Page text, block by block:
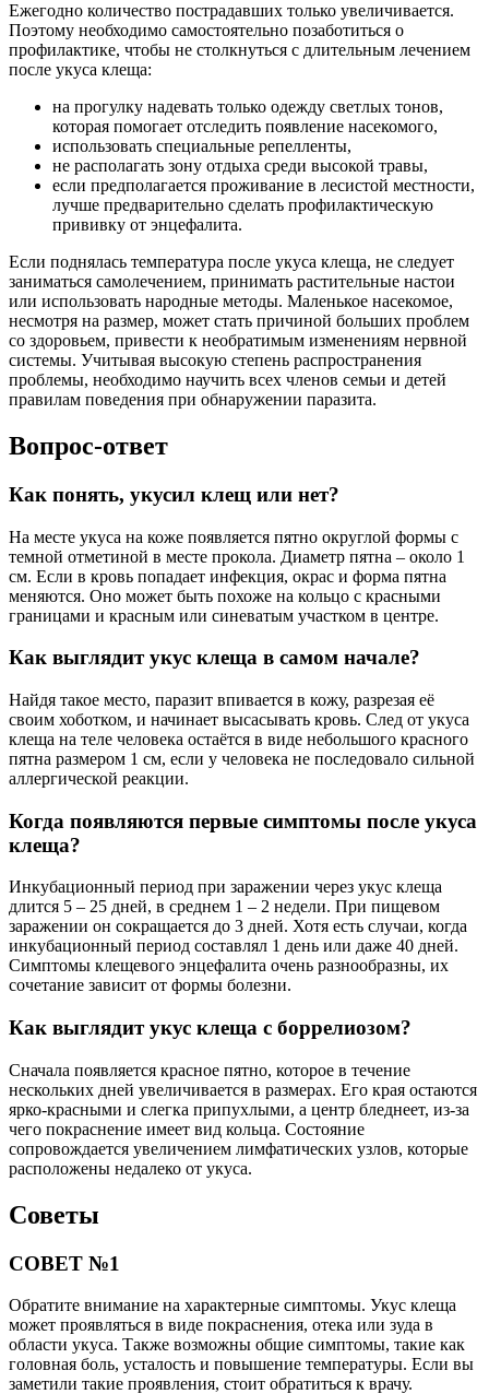
Ежегодно количество пострадавших только увеличивается.
Поэтому необходимо самостоятельно позаботиться о
профилактике, чтобы не столкнуться с длительным лечением
после укуса клеща:
на прогулку надевать только одежду светлых тонов,
которая помогает отследить появление насекомого,
использовать специальные репелленты,
не располагать зону отдыха среди высокой травы,
если предполагается проживание в лесистой местности,
лучше предварительно сделать профилактическую
прививку от энцефалита.
Если поднялась температура после укуса клеща, не следует
заниматься самолечением, принимать растительные настои
или использовать народные методы. Маленькое насекомое,
несмотря на размер, может стать причиной больших проблем
со здоровьем, привести к необратимым изменениям нервной
системы. Учитывая высокую степень распространения
проблемы, необходимо научить всех членов семьи и детей
правилам поведения при обнаружении паразита.
Вопрос-ответ
Как понять, укусил клещ или нет?
На месте укуса на коже появляется пятно округлой формы с
темной отметиной в месте прокола. Диаметр пятна – около 1
см. Если в кровь попадает инфекция, окрас и форма пятна
меняются. Оно может быть похоже на кольцо с красными
границами и красным или синеватым участком в центре.
Как выглядит укус клеща в самом начале?
Найдя такое место, паразит впивается в кожу, разрезая её
своим хоботком, и начинает высасывать кровь. След от укуса
клеща на теле человека остаётся в виде небольшого красного
пятна размером 1 см, если у человека не последовало сильной
аллергической реакции.
Когда появляются первые симптомы после укуса
клеща?
Инкубационный период при заражении через укус клеща
длится 5 – 25 дней, в среднем 1 – 2 недели. При пищевом
заражении он сокращается до 3 дней. Хотя есть случаи, когда
инкубационный период составлял 1 день или даже 40 дней.
Симптомы клещевого энцефалита очень разнообразны, их
сочетание зависит от формы болезни.
Как выглядит укус клеща с боррелиозом?
Сначала появляется красное пятно, которое в течение
нескольких дней увеличивается в размерах. Его края остаются
ярко-красными и слегка припухлыми, а центр бледнеет, из-за
чего покраснение имеет вид кольца. Состояние
сопровождается увеличением лимфатических узлов, которые
расположены недалеко от укуса.
Советы
СОВЕТ №1
Обратите внимание на характерные симптомы. Укус клеща
может проявляться в виде покраснения, отека или зуда в
области укуса. Также возможны общие симптомы, такие как
головная боль, усталость и повышение температуры. Если вы
заметили такие проявления, стоит обратиться к врачу.